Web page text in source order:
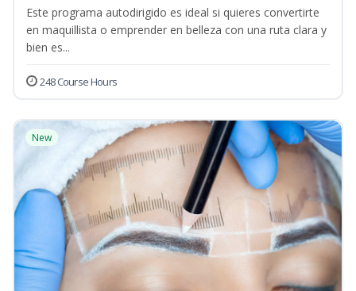
Este programa autodirigido es ideal si quieres convertirte
en maquillista o emprender en belleza con una ruta clara y
bien es...
248 Course Hours
New